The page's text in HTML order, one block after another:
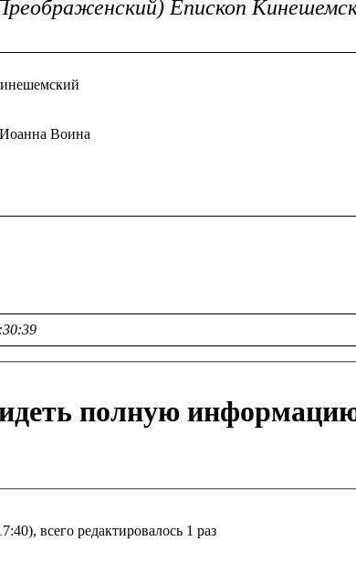
Епископ
Воина
полную
всего редактировалось 1 раз